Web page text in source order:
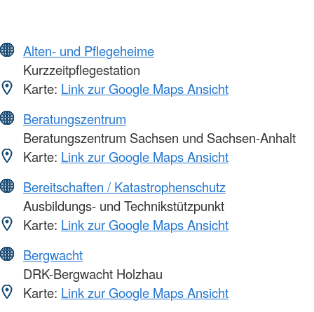
Alten- und Pflegeheime
Kurzzeitpflegestation
Karte: Link zur Google Maps Ansicht
Beratungszentrum
Beratungszentrum Sachsen und Sachsen-Anhalt
Karte: Link zur Google Maps Ansicht
Bereitschaften / Katastrophenschutz
Ausbildungs- und Technikstützpunkt
Karte: Link zur Google Maps Ansicht
Bergwacht
DRK-Bergwacht Holzhau
Karte: Link zur Google Maps Ansicht